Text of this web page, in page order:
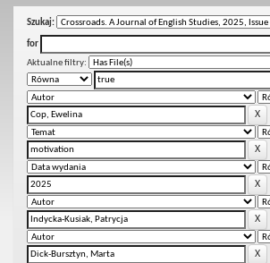
Szukaj:
for
Aktualne filtry: